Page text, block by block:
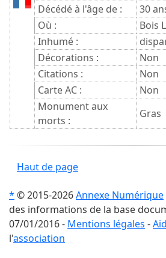
Décédé à l'âge de :
30
Où :
Bois
Inhumé :
Décorations :
Non
Citations :
Non
Carte AC :
Non
Monument aux
morts :
Gras
Haut de page
* © 2015-2026Annexe Numérique
des informations de la base
07/01/2016 - Mentions légales -
l'association